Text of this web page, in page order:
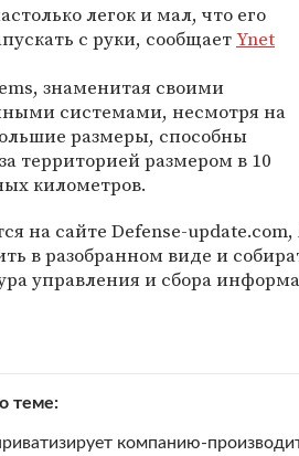
легок и мал, что его
с руки, сообщаетYnet
знаменитая своими
системами, несмотря на
размеры, способны
территорией размером в 10
километров.
на сайте Defense-
в разобранном виде и
управления и сбора
теме
компанию-